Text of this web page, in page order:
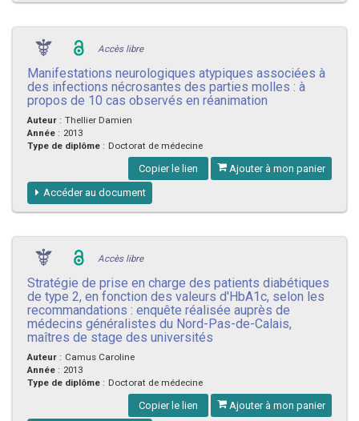
Accès libre
Manifestations neurologiques atypiques associées à
des infections nécrosantes des parties molles : à
propos de 10 cas observés en réanimation
Auteur : Thellier Damien
Année : 2013
Type de diplôme : Doctorat de médecine
Copier le lien Ajouter à mon panier
Accéder au document
Accès libre
Stratégie de prise en charge des patients diabétiques
de type 2, en fonction des valeurs d'HbA1c, selon les
recommandations : enquête réalisée auprès de
médecins généralistes du Nord-Pas-de-Calais,
maîtres de stage des universités
Auteur : Camus Caroline
Année : 2013
Type de diplôme : Doctorat de médecine
Copier le lien Ajouter à mon panier